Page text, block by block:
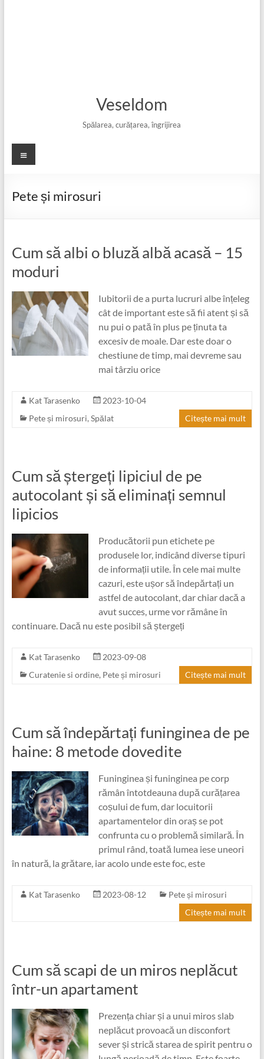
Veseldom
Spălarea, curățarea, îngrijirea
Meniu
Pete și mirosuri
Cum să albi o bluză albă acasă – 15
moduri
Iubitorii de a purta lucruri albe înțeleg
cât de important este să fii atent și să
nu pui o pată în plus pe ținuta ta
excesiv de moale. Dar este doar o
chestiune de timp, mai devreme sau
mai târziu orice
Kat Tarasenko
2023-10-04
Pete și mirosuri, Spălat Citește mai mult
Cum să ștergeți lipiciul de pe
autocolant și să eliminați semnul
lipicios
Producătorii pun etichete pe
produsele lor, indicând diverse tipuri
de informații utile. În cele mai multe
cazuri, este ușor să îndepărtați un
astfel de autocolant, dar chiar dacă a
avut succes, urme vor rămâne în
continuare. Dacă nu este posibil să ștergeți
Kat Tarasenko
2023-09-08
Curatenie si ordine, Pete și mirosuri Citește mai mult
Cum să îndepărtați funinginea de pe
haine: 8 metode dovedite
Funinginea și funinginea pe corp
rămân întotdeauna după curățarea
coșului de fum, dar locuitorii
apartamentelor din oraș se pot
confrunta cu o problemă similară. În
primul rând, toată lumea iese uneori
în natură, la grătare, iar acolo unde este foc, este
Kat Tarasenko 2023-08-12
Pete și mirosuri
Citește mai mult
Cum să scapi de un miros neplăcut
într-un apartament
Prezența chiar și a unui miros slab
neplăcut provoacă un disconfort
sever și strică starea de spirit pentru o